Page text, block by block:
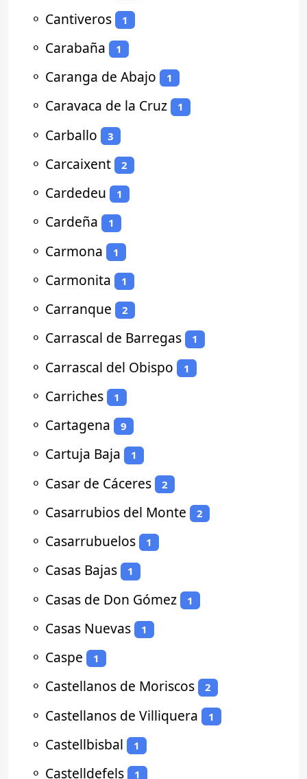
⚬ Cantiveros 1
⚬ Carabaña 1
⚬ Caranga de Abajo 1
⚬ Caravaca de la Cruz 1
⚬ Carballo 3
⚬ Carcaixent 2
⚬ Cardedeu 1
⚬ Cardeña 1
⚬ Carmona 1
⚬ Carmonita 1
⚬ Carranque 2
⚬ Carrascal de Barregas 1
⚬ Carrascal del Obispo 1
⚬ Carriches 1
⚬ Cartagena 9
⚬ Cartuja Baja 1
⚬ Casar de Cáceres 2
⚬ Casarrubios del Monte 2
⚬ Casarrubuelos 1
⚬ Casas Bajas 1
⚬ Casas de Don Gómez 1
⚬ Casas Nuevas 1
⚬ Caspe 1
⚬ Castellanos de Moriscos 2
⚬ Castellanos de Villiquera 1
⚬ Castellbisbal 1
⚬ Castelldefels 1